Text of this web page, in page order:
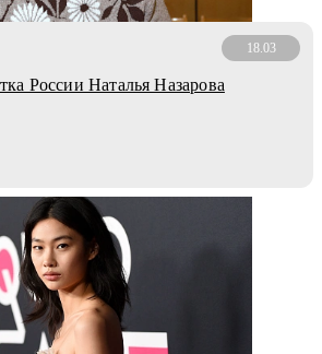
18.03
России Наталья Назарова